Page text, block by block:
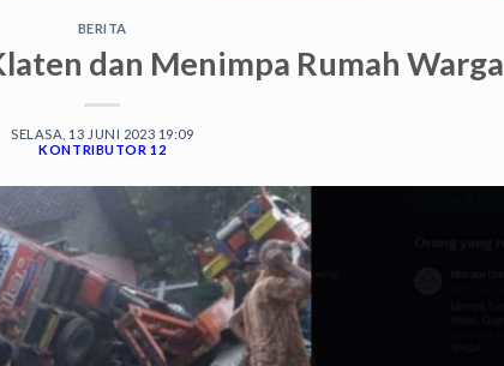
BERITA
dan Menimpa Rumah Warga
SELASA, 13 JUNI 2023 19:09
KONTRIBUTOR 12